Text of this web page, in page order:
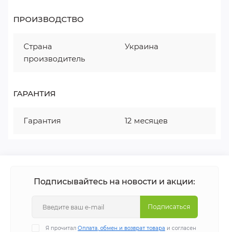
ПРОИЗВОДСТВО
Страна
производитель
Украина
ГАРАНТИЯ
Гарантия 12 месяцев
Подписывайтесь на новости и акции:
Подписаться
Я прочитал Оплата, обмен и возврат товара и согласен